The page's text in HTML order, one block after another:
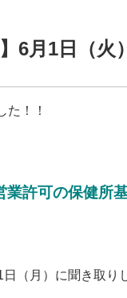
6月1日（火
た！！
許可の保健所
（月）に聞き取り